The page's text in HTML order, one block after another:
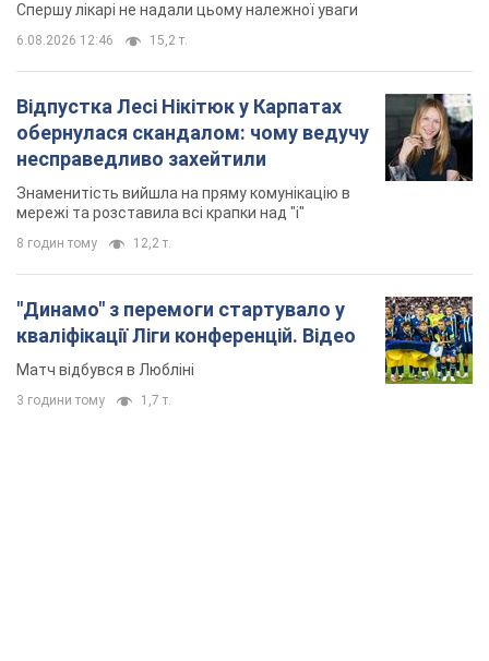
Спершу лікарі не надали цьому належної уваги
6.08.2026 12:46 15,2 т.
Відпустка Лесі Нікітюк у Карпатах
обернулася скандалом: чому ведучу
несправедливо захейтили
Знаменитість вийшла на пряму комунікацію в
мережі та розставила всі крапки над "і"
8 годин тому 12,2 т.
"Динамо" з перемоги стартувало у
кваліфікації Ліги конференцій. Відео
Матч відбувся в Любліні
3 години тому 1,7 т.